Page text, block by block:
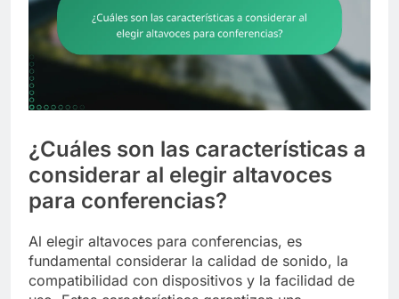
¿Cuáles son las características a
considerar al elegir altavoces
para conferencias?
Al elegir altavoces para conferencias, es
fundamental considerar la calidad de sonido, la
compatibilidad con dispositivos y la facilidad de